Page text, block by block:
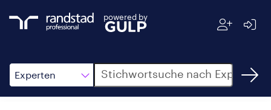
powered by
Experten
Suche